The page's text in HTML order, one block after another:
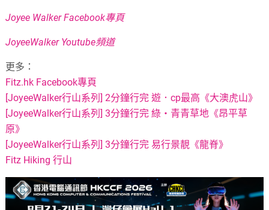
Joyee Walker Facebook專頁
JoyeeWalker Youtube頻道
更多：
Fitz.hk Facebook專頁
[JoyeeWalker行山系列] 2分鐘行完 遊．cp最高《大澳虎山》
[JoyeeWalker行山系列] 3分鐘行完 綠・青青草地《昂平草
原》
[JoyeeWalker行山系列] 3分鐘行完 易行景靚《龍脊》
Fitz Hiking 行山